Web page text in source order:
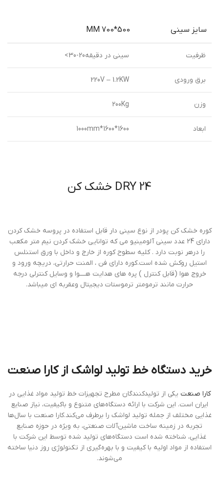
سایز سینی 500*700 MM
ظرفیت سینی در دقیقه20-30>
برق ورودی 220V – 1.2KW
وزن 200Kg
ابعاد 1600*1600*1000mm
DRY 24 خشک کن
كوره خشك كن پودر از نوع سيني دار قابل استفاده در پروسه خشك كردن
داراي 24 عدد سيني آلومينیو مي كه توانايي خشك كردن نيم متر مكعب
را درهر نوبت دارد . كليه سطوح كوره از خارج و داخل با ورق استنلس
استيل روكش شده است.كوره داراي فن ، المنت حرارتي، دريچه ورود و
خروج هوا (قابل كنترل ) پره هاي هدايت هــــوا و وسايل كنترلي درجه
حرارت مانند ترمومتر ترموستات ديجيتال وعقربه اي ميباشد.
خرید دستگاه خط تولید لواشک از کارا صنعت
کارا صنعت یکی از تولیدکنندگان مطرح تجهیزات خط تولید مواد غذایی در
ایران است. این شرکت با ارائه دستگاه‌های متنوع و باکیفیت، نیاز صنایع
غذایی مختلف از جمله تولید لواشک را برطرف می‌کند.کارا صنعت با سال‌ها
تجربه در زمینه ساخت ماشین‌آلات صنعتی، به ویژه در حوزه صنایع
غذایی، شناخته شده است دستگاه‌های تولید شده توسط این شرکت با
استفاده از مواد اولیه با کیفیت و با بهره‌گیری از تکنولوژی روز دنیا ساخته
می‌شوند.